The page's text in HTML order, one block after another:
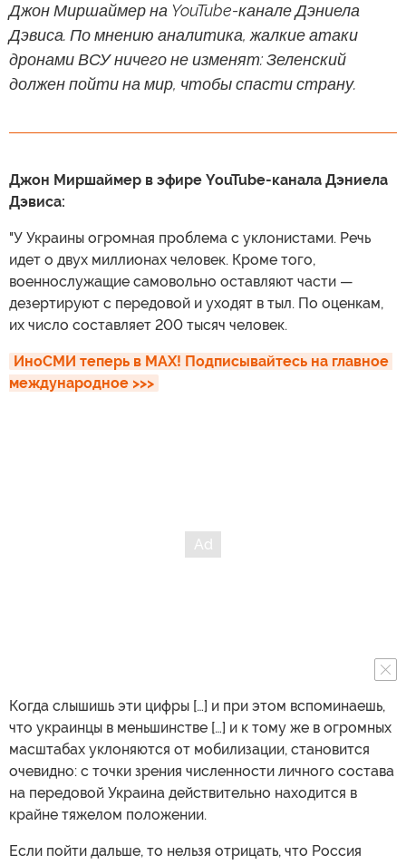
Джон Миршаймер на YouTube-канале Дэниела
Дэвиса. По мнению аналитика, жалкие атаки
дронами ВСУ ничего не изменят: Зеленский
должен пойти на мир, чтобы спасти страну.
Джон Миршаймер в эфире YouTube-канала Дэниела
Дэвиса:
"У Украины огромная проблема с уклонистами. Речь
идет о двух миллионах человек. Кроме того,
военнослужащие самовольно оставляют части —
дезертируют с передовой и уходят в тыл. По оценкам,
их число составляет 200 тысяч человек.
ИноСМИ теперь в MAX! Подписывайтесь на главное
международное >>>
Когда слышишь эти цифры […] и при этом вспоминаешь,
что украинцы в меньшинстве […] и к тому же в огромных
масштабах уклоняются от мобилизации, становится
очевидно: с точки зрения численности личного состава
на передовой Украина действительно находится в
крайне тяжелом положении.
Если пойти дальше, то нельзя отрицать, что Россия